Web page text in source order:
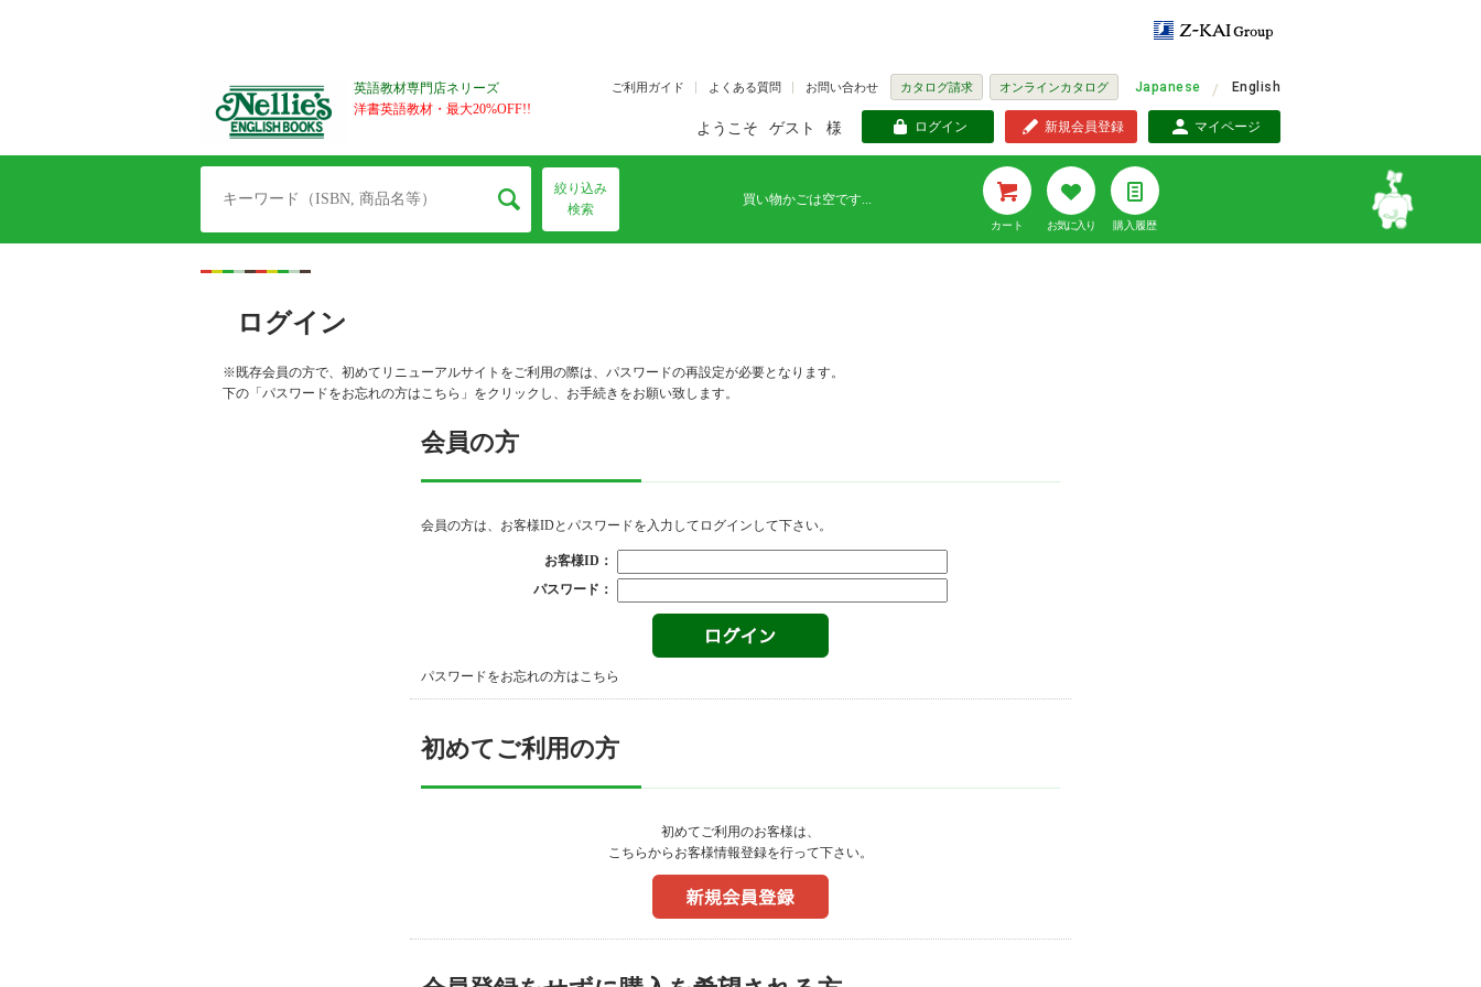
英語教材専門店ネリーズ
洋書英語教材・最大20%OFF!!
ご利用ガイド よくある質問 お問い合わせ カタログ請求 オンラインカタログ Japanese English
ようこそ ゲスト 様 ログイン 新規会員登録 マイページ
絞り込み
検索
買い物かごは空です...
カート お気に入り 購入履歴
ログイン
※既存会員の方で、初めてリニューアルサイトをご利用の際は、パスワードの再設定が必要となります。
下の「パスワードをお忘れの方はこちら」をクリックし、お手続きをお願い致します。
会員の方
会員の方は、お客様IDとパスワードを入力してログインして下さい。
お客様ID：
パスワード：
パスワードをお忘れの方はこちら
初めてご利用の方
初めてご利用のお客様は、
こちらからお客様情報登録を行って下さい。